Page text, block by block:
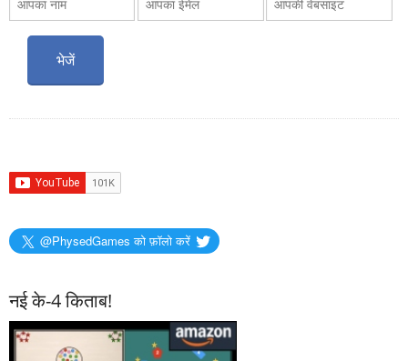
@PhysedGames को फ़ॉलो करें
नई के-4 किताब!